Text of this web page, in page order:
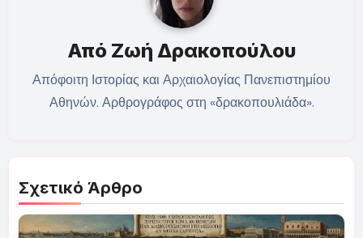
Από Ζωή Δρακοπούλου
Απόφοιτη Ιστορίας και Αρχαιολογίας Πανεπιστημίου
Αθηνών. Αρθρογράφος στη «δρακοπουλιάδα».
Σχετικό Άρθρο